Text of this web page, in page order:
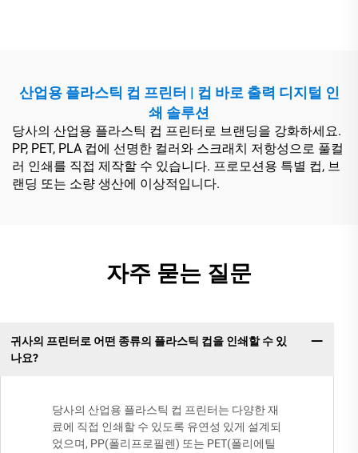
산업용 플라스틱 컵 프린터 | 컵 바로 출력 디지털 인
쇄 솔루션
당사의 산업용 플라스틱 컵 프린터로 브랜딩을 강화하세요.
PP, PET, PLA 컵에 선명한 컬러와 스크래치 저항성으로 풀컬
러 인쇄를 직접 제작할 수 있습니다. 프로모션용 특별 컵, 브
랜딩 또는 소량 생산에 이상적입니다.
자주 묻는 질문
귀사의 프린터로 어떤 종류의 플라스틱 컵을 인쇄할 수 있
나요?
당사의 산업용 플라스틱 컵 프린터는 다양한 재
료에 직접 인쇄할 수 있도록 유연성 있게 설계되
었으며, PP(폴리프로필렌) 또는 PET(폴리에틸